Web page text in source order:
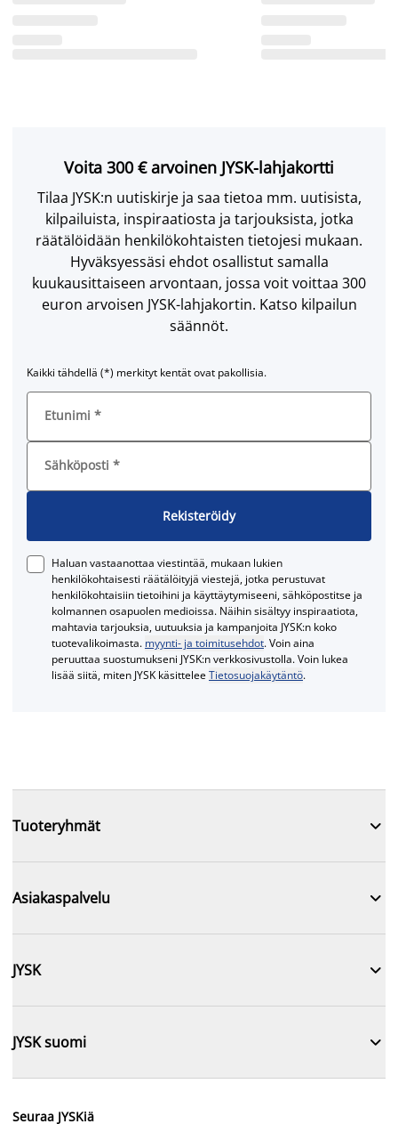
Voita 300 € arvoinen JYSK-lahjakortti
Tilaa JYSK:n uutiskirje ja saa tietoa mm. uutisista,
kilpailuista, inspiraatiosta ja tarjouksista, jotka
räätälöidään henkilökohtaisten tietojesi mukaan.
Hyväksyessäsi ehdot osallistut samalla
kuukausittaiseen arvontaan, jossa voit voittaa 300
euron arvoisen JYSK-lahjakortin. Katso kilpailun
säännöt.
Kaikki tähdellä (*) merkityt kentät ovat pakollisia.
Etunimi *
Sähköposti *
Rekisteröidy
Haluan vastaanottaa viestintää, mukaan lukien
henkilökohtaisesti räätälöityjä viestejä, jotka perustuvat
henkilökohtaisiin tietoihini ja käyttäytymiseeni, sähköpostitse ja
kolmannen osapuolen medioissa. Näihin sisältyy inspiraatiota,
mahtavia tarjouksia, uutuuksia ja kampanjoita JYSK:n koko
tuotevalikoimasta. myynti- ja toimitusehdot. Voin aina
peruuttaa suostumukseni JYSK:n verkkosivustolla. Voin lukea
lisää siitä, miten JYSK käsitteleeTietosuojakäytäntö.
Tuoteryhmät 
Asiakaspalvelu 
JYSK 
JYSK suomi 
Seuraa JYSKiä